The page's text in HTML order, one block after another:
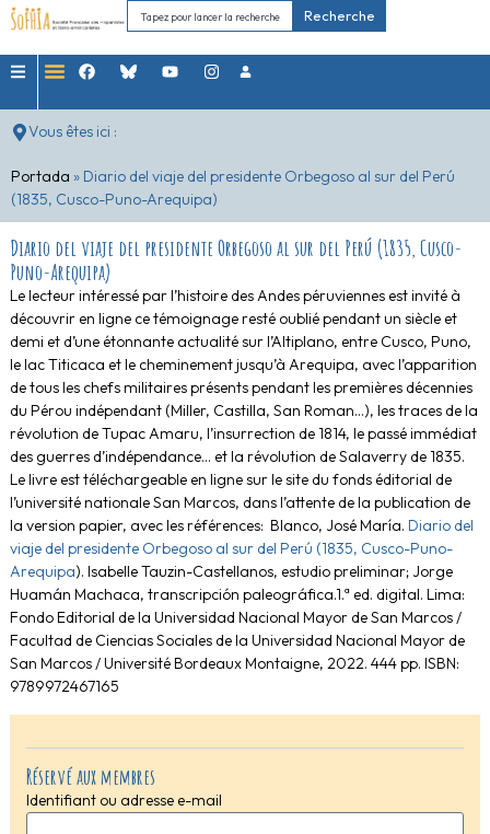
Recherche
Vous êtes ici :
Portada » Diario del viaje del presidente Orbegoso al sur del Perú
(1835, Cusco-Puno-Arequipa)
Réservé aux membres
Identifiant ou adresse e-mail
Diario del viaje del presidente Orbegoso al sur del Perú (1835, Cusco-
Puno-Arequipa)
Le lecteur intéressé par l’histoire des Andes péruviennes est invité à
découvrir en ligne ce témoignage resté oublié pendant un siècle et
demi et d’une étonnante actualité sur l’Altiplano, entre Cusco, Puno,
le lac Titicaca et le cheminement jusqu’à Arequipa, avec l’apparition
de tous les chefs militaires présents pendant les premières décennies
du Pérou indépendant (Miller, Castilla, San Roman…), les traces de la
révolution de Tupac Amaru, l’insurrection de 1814, le passé immédiat
des guerres d’indépendance… et la révolution de Salaverry de 1835.
Le livre est téléchargeable en ligne sur le site du fonds éditorial de
l’université nationale San Marcos, dans l’attente de la publication de
la version papier, avec les références: Blanco, José María. Diario del
viaje del presidente Orbegoso al sur del Perú (1835, Cusco-Puno-
Arequipa). Isabelle Tauzin-Castellanos, estudio preliminar; Jorge
Huamán Machaca, transcripción paleográfica.1.ª ed. digital. Lima:
Fondo Editorial de la Universidad Nacional Mayor de San Marcos /
Facultad de Ciencias Sociales de la Universidad Nacional Mayor de
San Marcos / Université Bordeaux Montaigne, 2022. 444 pp. ISBN:
9789972467165